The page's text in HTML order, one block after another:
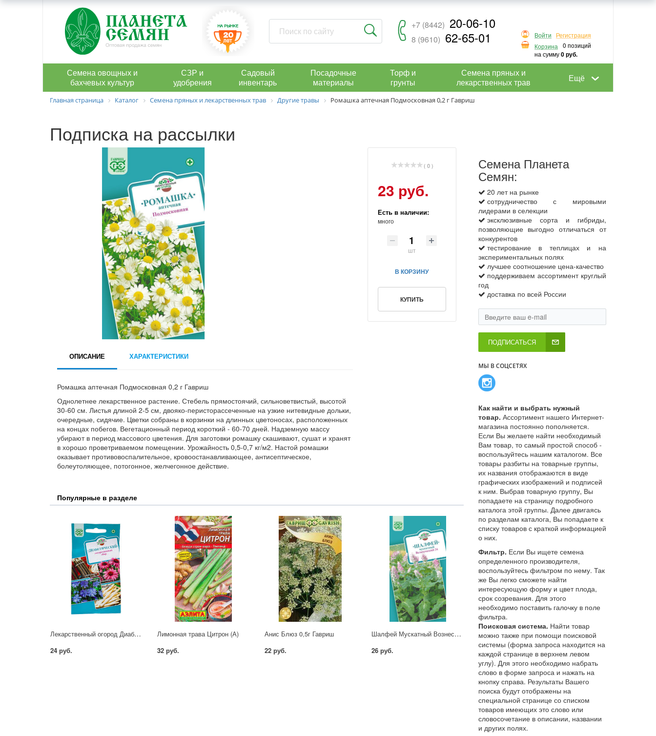
+7 (8442) 20-06-10
8 (9610) 62-65-01 Войти
Регистрация
Корзина
0 позиций
на сумму0 руб.
Семена овощных и
бахчевых культур
СЗР и
удобрения
Садовый
инвентарь
Посадочные
материалы
Торф и
грунты
Семена пряных и
лекарственных трав
Ещё
Главная страница Каталог Семена пряных и лекарственных трав Другие травы Ромашка аптечная Подмосковная 0,2 г Гавриш
Подписка на рассылки
( 0 )
23 руб.
Есть в наличии:
много
шт
В КОРЗИНУ
КУПИТЬ
ОПИСАНИЕ ХАРАКТЕРИСТИКИ
Ромашка аптечная Подмосковная 0,2 г Гавриш
Однолетнее лекарственное растение. Стебель прямостоячий, сильноветвистый, высотой
30-60 см. Листья длиной 2-5 см, двояко-перисторассеченные на узкие нитевидные дольки,
очередные, сидячие. Цветки собраны в корзинки на длинных цветоносах, расположенных
на концах побегов. Вегетационный период короткий - 60-70 дней. Надземную массу
убирают в период массового цветения. Для заготовки ромашку скашивают, сушат и хранят
в хорошо проветриваемом помещении. Урожайность 0,5-0,7 кг/м2. Настой ромашки
оказывает противовоспалительное, кровоостанавливающее, антисептическое,
болеутоляющее, потогонное, желчегонное действие.
Популярные в разделе
Лекарственный огород Диабетический 0,7гр Гавриш
24 руб.
Лимонная трава Цитрон (А)
32 руб.
Анис Блюз 0,5г Гавриш
22 руб.
Шалфей Мускатный Вознесенский 24 0,3г Гавриш
26 руб.
Семена Планета
Семян:
20 лет на рынке
сотрудничество с мировыми
лидерами в селекции
эксклюзивные сорта и гибриды,
позволяющие выгодно отличаться от
конкурентов
тестирование в теплицах и на
экспериментальных полях
лучшее соотношение цена-качество
поддерживаем ассортимент круглый
год
доставка по всей России
ПОДПИСАТЬСЯ
МЫ В СОЦСЕТЯХ
Как найти и выбрать нужный
товар. Ассортимент нашего Интернет-
магазина постоянно пополняется.
Если Вы желаете найти необходимый
Вам товар, то самый простой способ -
воспользуйтесь нашим каталогом. Все
товары разбиты на товарные группы,
их названия отображаются в виде
графических изображений и подписей
к ним. Выбрав товарную группу, Вы
попадаете на страницу подробного
каталога этой группы. Далее двигаясь
по разделам каталога, Вы попадаете к
списку товаров с краткой информацией
о них.
Фильтр. Если Вы ищете семена
определенного производителя,
воспользуйтесь фильтром по нему. Так
же Вы легко сможете найти
интересующую форму и цвет плода,
срок созревания. Для этого
необходимо поставить галочку в поле
фильтра.
Поисковая система. Найти товар
можно также при помощи поисковой
системы (форма запроса находится на
каждой странице в верхнем левом
углу). Для этого необходимо набрать
слово в форме запроса и нажать на
кнопку справа. Результаты Вашего
поиска будут отображены на
специальной странице со списком
товаров имеющих это слово или
словосочетание в описании, названии
и других полях.